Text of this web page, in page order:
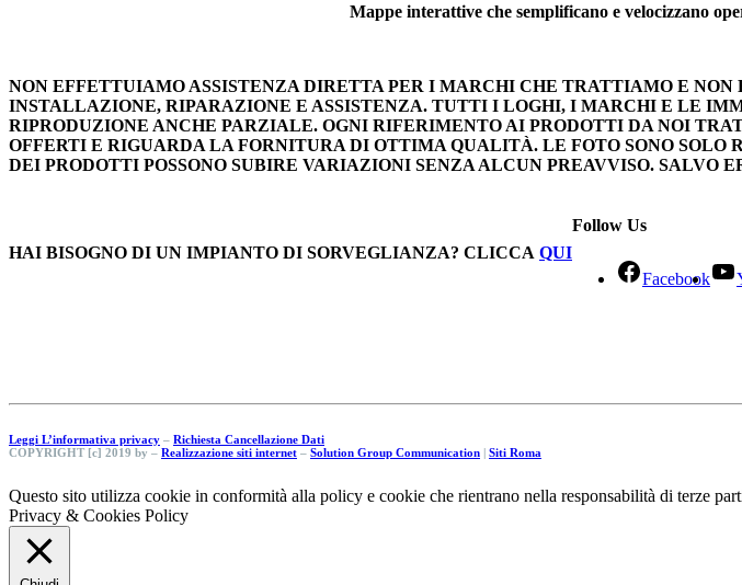
Mappe interattive che semplificano e velocizzano
NON EFFETTUIAMO ASSISTENZA DIRETTA PER I MARCHI CHE TRATTIAMO E
INSTALLAZIONE, RIPARAZIONE E ASSISTENZA. TUTTI I LOGHI, I MARCHI E LE
RIPRODUZIONE ANCHE PARZIALE. OGNI RIFERIMENTO AI PRODOTTI DA NOI
OFFERTI E RIGUARDA LA FORNITURA DI OTTIMA QUALITÀ. LE FOTO SONO
DEI PRODOTTI POSSONO SUBIRE VARIAZIONI SENZA ALCUN PREAVVISO. SALVO
HAI BISOGNO DI UN IMPIANTO DI SORVEGLIANZA? CLICCA QUI
Follow Us
Facebook
Leggi L’informativa privacy – Richiesta Cancellazione Dati
COPYRIGHT [c] 2019 by – Realizzazione siti internet – Solution Group Communication Siti Roma
Questo sito utilizza cookie in conformità alla policy e cookie che rientrano nella responsabilità di terze
Privacy & Cookies Policy